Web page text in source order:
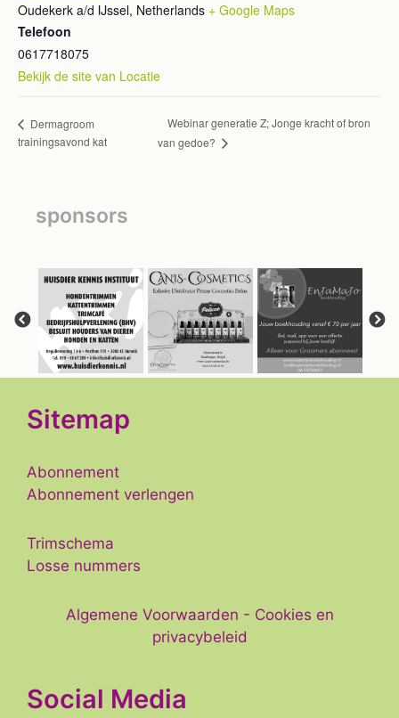
Oudekerk a/d IJssel, Netherlands + Google Maps
Telefoon
0617718075
Bekijk de site van Locatie
Dermagroom
trainingsavond kat
Webinar generatie Z; Jonge kracht of bron
van gedoe?
sponsors
Sitemap
Abonnement
Abonnement verlengen
Trimschema
Losse nummers
Algemene Voorwaarden - Cookies en
privacybeleid
Social Media